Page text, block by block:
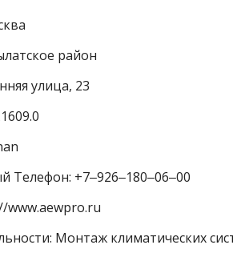
район
улица, 23
Телефон: +7‒926‒180‒06‒00
www.aewpro.ru
Монтаж климатических